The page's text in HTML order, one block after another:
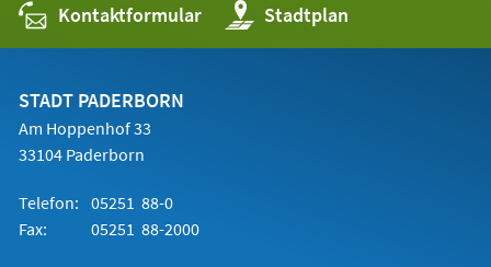
Kontaktformular Stadtplan
(Öffnet
in
einem
STADT PADERBORN
Am Hoppenhof 33
33104 Paderborn
Telefon: 05251 88-0
Fax:
05251 88-2000